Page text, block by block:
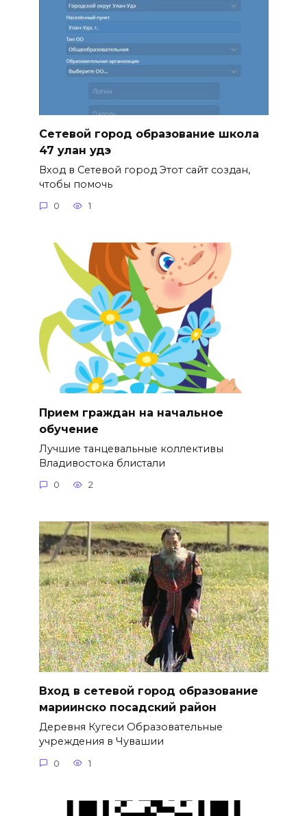
Сетевой город образование школа
47 улан удэ
Вход в Сетевой город Этот сайт создан,
чтобы помочь
0 1
Прием граждан на начальное
обучение
Лучшие танцевальные коллективы
Владивостока блистали
0 2
Вход в сетевой город образование
мариинско посадский район
Деревня Кугеси Образовательные
учреждения в Чувашии
0 1